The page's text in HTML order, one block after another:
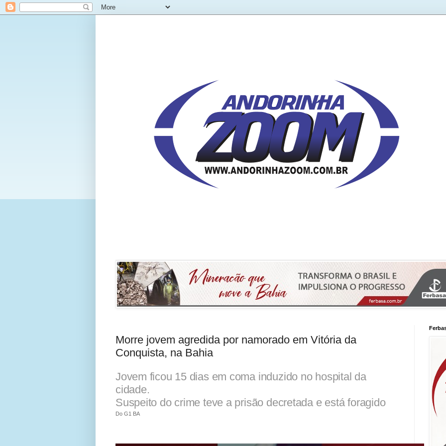
Morre jovem agredida por namorado em Vitória da
Conquista, na Bahia
Jovem ficou 15 dias em coma induzido no hospital da
cidade.
Suspeito do crime teve a prisão decretada e está foragido
Do G1 BA